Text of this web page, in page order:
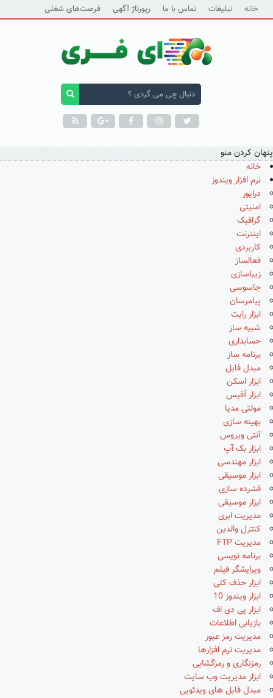
خانه تبلیغات تماس با ما رپورتاژ آگهی فرصت‌های شغلی
پنهان کردن منو
خانه
نرم افزار ویندوز
درایور
امنیتی
گرافیک
اینترنت
کاربردی
فعالساز
زیباسازی
جاسوسی
پیامرسان
ابزار رایت
شبیه ساز
حسابداری
برنامه ساز
مبدل فایل
ابزار اسکن
ابزار آفیس
مولتی مدیا
بهینه سازی
آنتی ویروس
ابزار بک آپ
ابزار مهندسی
ابزار موسیقی
فشرده سازی
ابزار موسیقی
مدیریت ابری
کنترل والدین
مدیریت FTP
برنامه نویسی
ویرایشگر فیلم
ابزار حذف کلی
ابزار ویندوز 10
ابزار پی دی اف
بازیابی اطلاعات
مدیریت رمز عبور
مدیریت نرم افزارها
رمزنگاری و رمزگشایی
ابزار مدیریت وب سایت
مبدل فایل های ویدئویی